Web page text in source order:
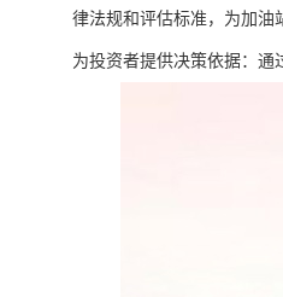
律法规和评估标准，为加油
为投资者提供决策依据：通